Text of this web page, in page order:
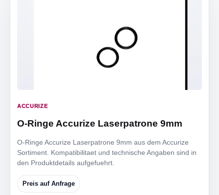
ACCURIZE
O-Ringe Accurize Laserpatrone 9mm
O-Ringe Accurize Laserpatrone 9mm aus dem Accurize
Sortiment. Kompatibilitaet und technische Angaben sind in
den Produktdetails aufgefuehrt.
Preis auf Anfrage